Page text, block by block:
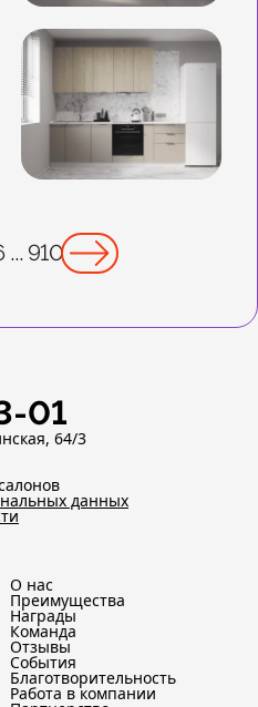
... 910
01
64/3
данных
О нас
Преимущества
Награды
Команда
Отзывы
События
Благотворительность
Работа в компании